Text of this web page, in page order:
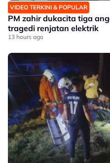
VIDEO TERKINI & POPULAR
PM zahir dukacita tiga
tragedi renjatan elektrik
13 hours ago